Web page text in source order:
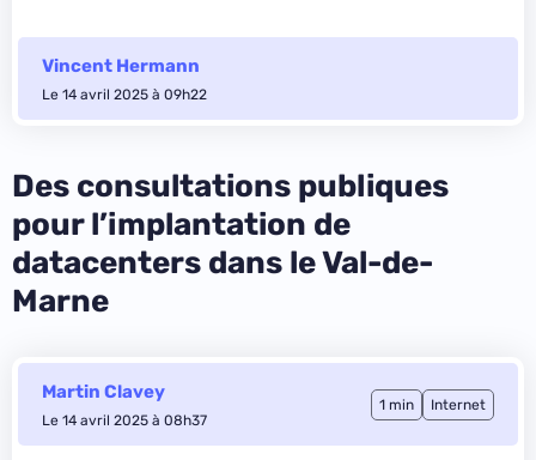
Vincent Hermann
Le 14 avril 2025 à 09h22
Des consultations publiques
pour l’implantation de
datacenters dans le Val-de-
Marne
Martin Clavey
Le 14 avril 2025 à 08h37
1 min Internet